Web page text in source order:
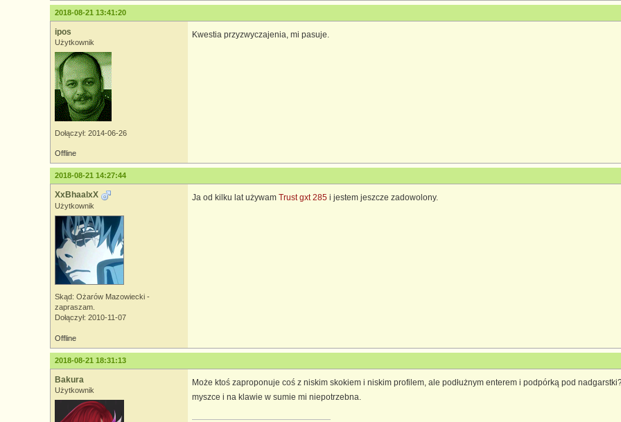
2018-08-21 13:41:20
ipos
Użytkownik
Dołączył: 2014-06-26
Kwestia przyzwyczajenia, mi pasuje.
Offline
2018-08-21 14:27:44
XxBhaalxX
Użytkownik
Skąd: Ożarów Mazowiecki -
zapraszam.
Dołączył: 2010-11-07
Ja od kilku lat używam Trust gxt 285 i jestem jeszcze zadowolony.
Offline
2018-08-21 18:31:13
Bakura
Użytkownik
Może ktoś zaproponuje coś z niskim skokiem i niskim profilem, ale podłużnym enterem i podpórką pod
myszce i na klawie w sumie mi niepotrzebna.